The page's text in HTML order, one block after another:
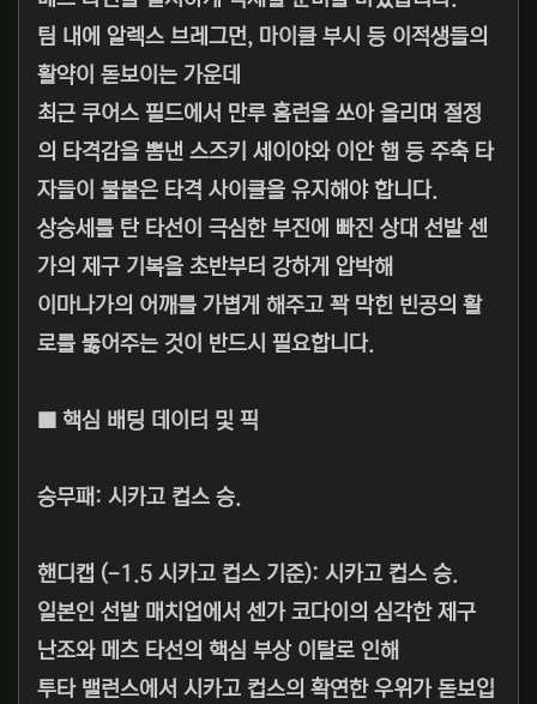
팀 내에 알렉스 브레그먼, 마이클 부시 등 이적생들의
활약이 돋보이는 가운데
최근 쿠어스 필드에서 만루 홈런을 쏘아 올리며 절정
의 타격감을 뽐낸 스즈키 세이야와 이안 햅 등 주축 타
자들이 불붙은 타격 사이클을 유지해야 합니다.
상승세를 탄 타선이 극심한 부진에 빠진 상대 선발 센
가의 제구 기복을 초반부터 강하게 압박해
이마나가의 어깨를 가볍게 해주고 꽉 막힌 빈공의 활
로를 뚫어주는 것이 반드시 필요합니다.
■ 핵심 배팅 데이터 및 픽
승무패: 시카고 컵스 승.
핸디캡 (-1.5 시카고 컵스 기준): 시카고 컵스 승.
일본인 선발 매치업에서 센가 코다이의 심각한 제구
난조와 메츠 타선의 핵심 부상 이탈로 인해
투타 밸런스에서 시카고 컵스의 확연한 우위가 돋보입